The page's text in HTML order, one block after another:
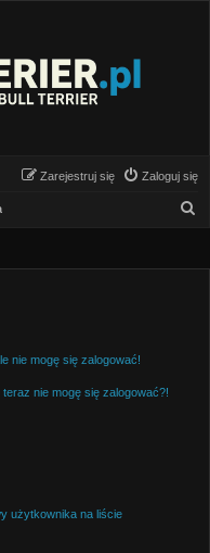
Zaloguj się
Zarejestruj się
nie mogę się zalogować!
nie mogę się zalogować?!
użytkownika na liście